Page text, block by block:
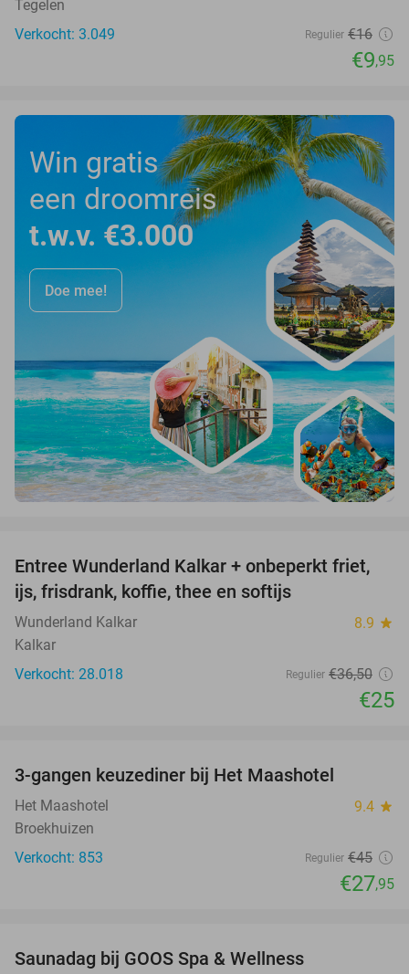
Tegelen
Verkocht: 3.049
Regulier €16
€9,95
Win gratis
een droomreis
t.w.v. €3.000
Doe mee!
32%
Entree Wunderland Kalkar + onbeperkt friet,
ijs, frisdrank, koffie, thee en softijs
Wunderland Kalkar 8.9 star
Kalkar
Verkocht: 28.018
Regulier €36,50
€25
3-gangen keuzediner bij Het Maashotel
Het Maashotel 9.4 star
Broekhuizen
Verkocht: 853
Regulier €45
€27,95
Saunadag bij GOOS Spa & Wellness